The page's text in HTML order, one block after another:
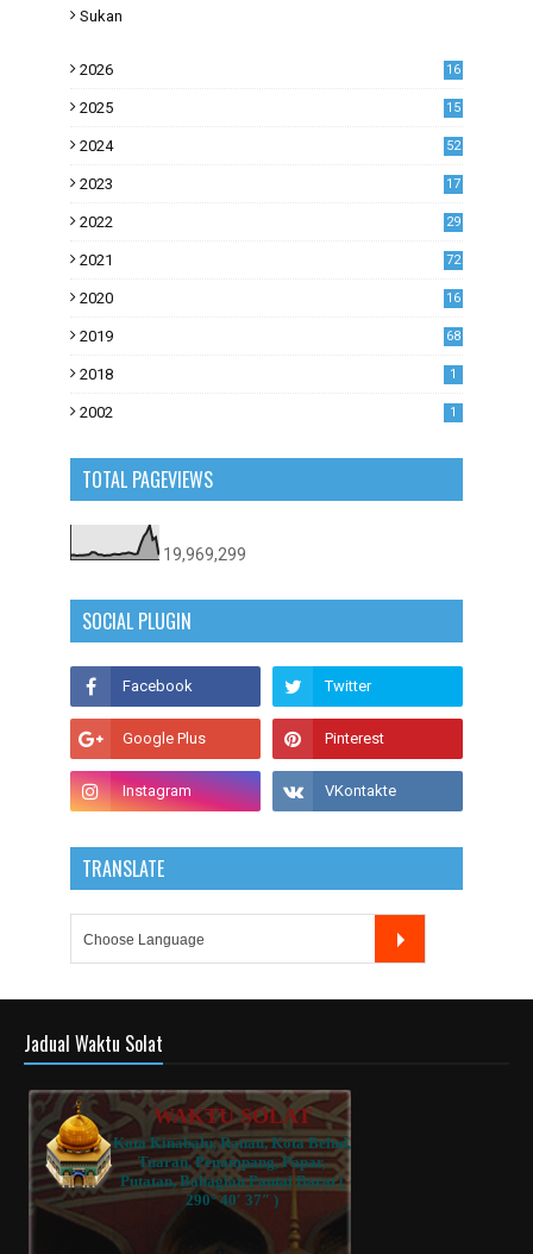
Sukan
2026 16
2025 15
2024 52
2023
17
2022
29
2021
72
2020
16
2019
68
2018 1
2002 1
TOTAL PAGEVIEWS
19,969,299
SOCIAL PLUGIN
TRANSLATE
Jadual Waktu Solat